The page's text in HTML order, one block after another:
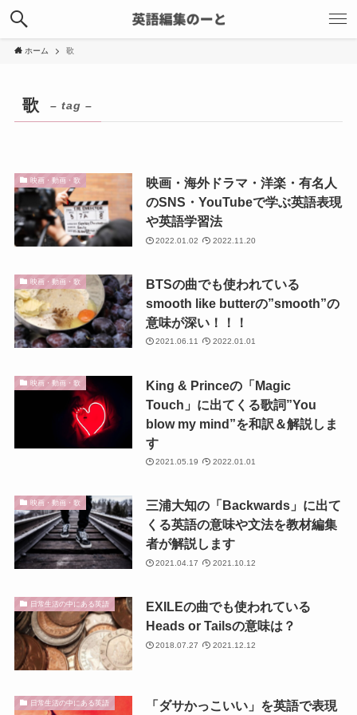
ホーム 歌
歌 – tag –
映画・動画・歌
映画・海外ドラマ・洋楽・有名人
のSNS・YouTubeで学ぶ英語表現
や英語学習法
2022.01.02 2022.11.20
映画・動画・歌
BTSの曲でも使われている
smooth like butterの”smooth”の
意味が深い！！！
2021.06.11 2022.01.01
映画・動画・歌
King & Princeの「Magic
Touch」に出てくる歌詞”You
blow my mind”を和訳＆解説しま
す
2021.05.19 2022.01.01
映画・動画・歌
三浦大知の「Backwards」に出て
くる英語の意味や文法を教材編集
者が解説します
2021.04.17 2021.10.12
日常生活の中にある英語
EXILEの曲でも使われている
Heads or Tailsの意味は？
2018.07.27 2021.12.12
日常生活の中にある英語 「ダサかっこいい」を英語で表現